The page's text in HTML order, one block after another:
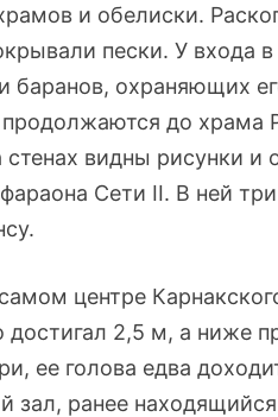
и обелиски.
пески. У входа
баранов, охраняющих
до храма
видны рисунки и
Сети II. В ней
центре
достигал 2,5 м, а ниже
ее голова едва
зал, ранее